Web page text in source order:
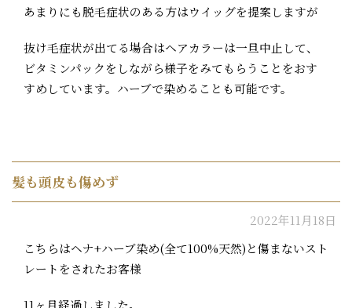
あまりにも脱毛症状のある方はウイッグを提案しますが
抜け毛症状が出てる場合はヘアカラーは一旦中止して、
ビタミンパックをしながら様子をみてもらうことをおす
すめしています。ハーブで染めることも可能です。
髪も頭皮も傷めず
2022年11月18日
こちらはヘナ+ハーブ染め(全て100%天然)と傷まないスト
レートをされたお客様